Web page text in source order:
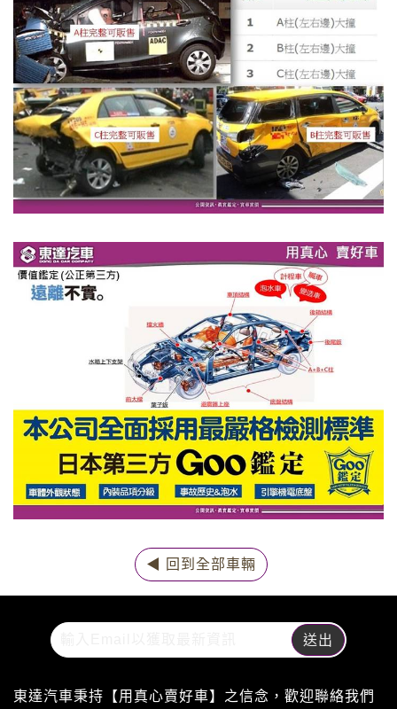
◀ 回到全部車輛
東達汽車秉持【用真心賣好車】之信念，歡迎聯絡我們